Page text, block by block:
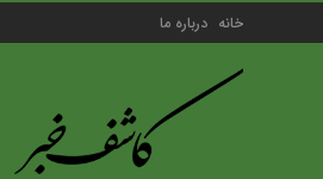
خانه درباره ما